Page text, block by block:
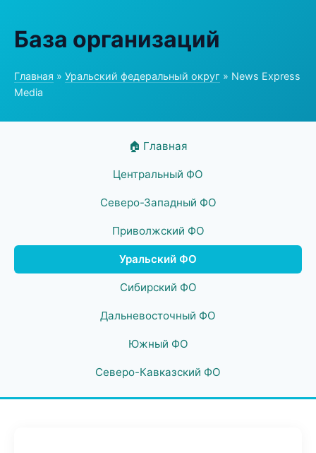
База организаций
Главная » Уральский федеральный округ » News Express
Media
🏠 Главная
Центральный ФО
Северо-Западный ФО
Приволжский ФО
Уральский ФО
Сибирский ФО
Дальневосточный ФО
Южный ФО
Северо-Кавказский ФО